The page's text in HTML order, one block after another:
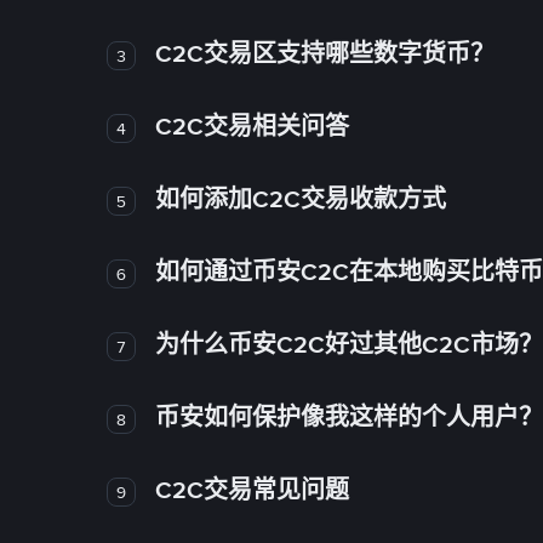
3 C2C交易区支持哪些数字货币？
4 C2C交易相关问答
5 如何添加C2C交易收款方式
6 如何通过币安C2C在本地购买比特
7 为什么币安C2C好过其他C2C市场？
8 币安如何保护像我这样的个人用户？
9 C2C交易常见问题